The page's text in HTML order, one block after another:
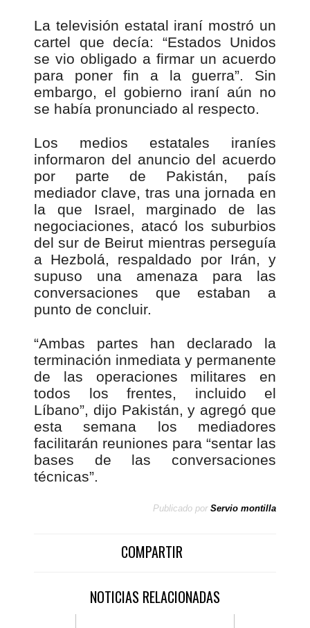
La televisión estatal iraní mostró un
cartel que decía: “Estados Unidos
se vio obligado a firmar un acuerdo
para poner fin a la guerra”. Sin
embargo, el gobierno iraní aún no
se había pronunciado al respecto.
Los medios estatales iraníes
informaron del anuncio del acuerdo
por parte de Pakistán, país
mediador clave, tras una jornada en
la que Israel, marginado de las
negociaciones, atacó los suburbios
del sur de Beirut mientras perseguía
a Hezbolá, respaldado por Irán, y
supuso una amenaza para las
conversaciones que estaban a
punto de concluir.
“Ambas partes han declarado la
terminación inmediata y permanente
de las operaciones militares en
todos los frentes, incluido el
Líbano”, dijo Pakistán, y agregó que
esta semana los mediadores
facilitarán reuniones para “sentar las
bases de las conversaciones
técnicas”.
Publicado por Servio montilla
COMPARTIR
NOTICIAS RELACIONADAS